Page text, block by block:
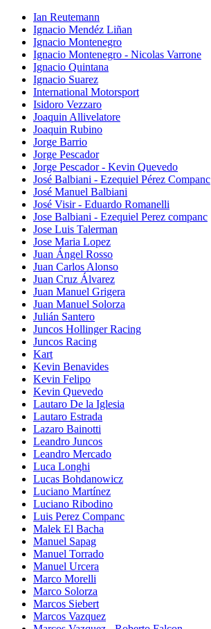
Ian Reutemann
Ignacio Mendéz Liñan
Ignacio Montenegro
Ignacio Montenegro - Nicolas Varrone
Ignacio Quintana
Ignacio Suarez
International Motorsport
Isidoro Vezzaro
Joaquin Allivelatore
Joaquin Rubino
Jorge Barrio
Jorge Pescador
Jorge Pescador - Kevin Quevedo
José Balbiani - Ezequiel Pérez Companc
José Manuel Balbiani
José Visir - Eduardo Romanelli
Jose Balbiani - Ezequiel Perez companc
Jose Luis Talerman
Jose Maria Lopez
Juan Ángel Rosso
Juan Carlos Alonso
Juan Cruz Álvarez
Juan Manuel Grigera
Juan Manuel Solorza
Julián Santero
Juncos Hollinger Racing
Juncos Racing
Kart
Kevin Benavides
Kevin Felipo
Kevin Quevedo
Lautaro De la Iglesia
Lautaro Estrada
Lazaro Bainotti
Leandro Juncos
Leandro Mercado
Luca Longhi
Lucas Bohdanowicz
Luciano Martínez
Luciano Ribodino
Luis Perez Companc
Malek El Bacha
Manuel Sapag
Manuel Torrado
Manuel Urcera
Marco Morelli
Marco Solorza
Marcos Siebert
Marcos Vazquez